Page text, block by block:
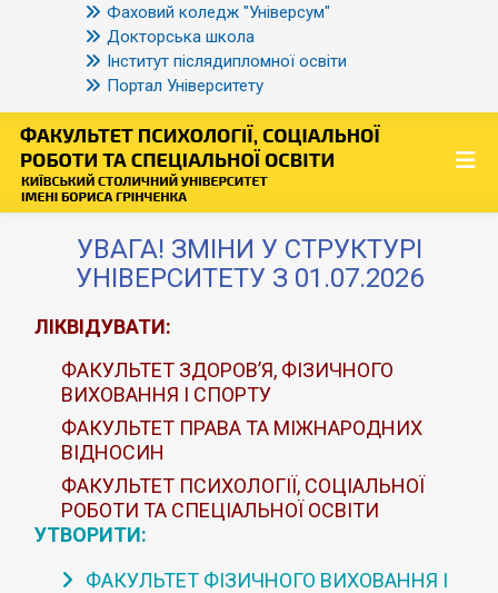
Фаховий коледж "Універсум"
Докторська школа
Інститут післядипломної освіти
Портал Університету
УВАГА! ЗМІНИ У СТРУКТУРІ
УНІВЕРСИТЕТУ З 01.07.2026
ЛІКВІДУВАТИ:
ФАКУЛЬТЕТ ЗДОРОВ’Я, ФІЗИЧНОГО
ВИХОВАННЯ І СПОРТУ
ФАКУЛЬТЕТ ПРАВА ТА МІЖНАРОДНИХ
ВІДНОСИН
ФАКУЛЬТЕТ ПСИХОЛОГІЇ, СОЦІАЛЬНОЇ
РОБОТИ ТА СПЕЦІАЛЬНОЇ ОСВІТИ
УТВОРИТИ:
ФАКУЛЬТЕТ ФІЗИЧНОГО ВИХОВАННЯ І